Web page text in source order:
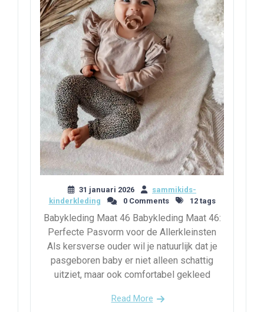
31 januari 2026
sammikids-
kinderkleding
0 Comments 12 tags
Babykleding Maat 46 Babykleding Maat 46:
Perfecte Pasvorm voor de Allerkleinsten
Als kersverse ouder wil je natuurlijk dat je
pasgeboren baby er niet alleen schattig
uitziet, maar ook comfortabel gekleed
Read More